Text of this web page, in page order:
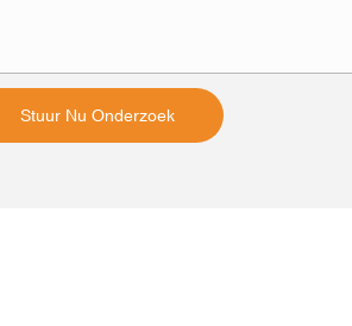
Stuur Nu Onderzoek